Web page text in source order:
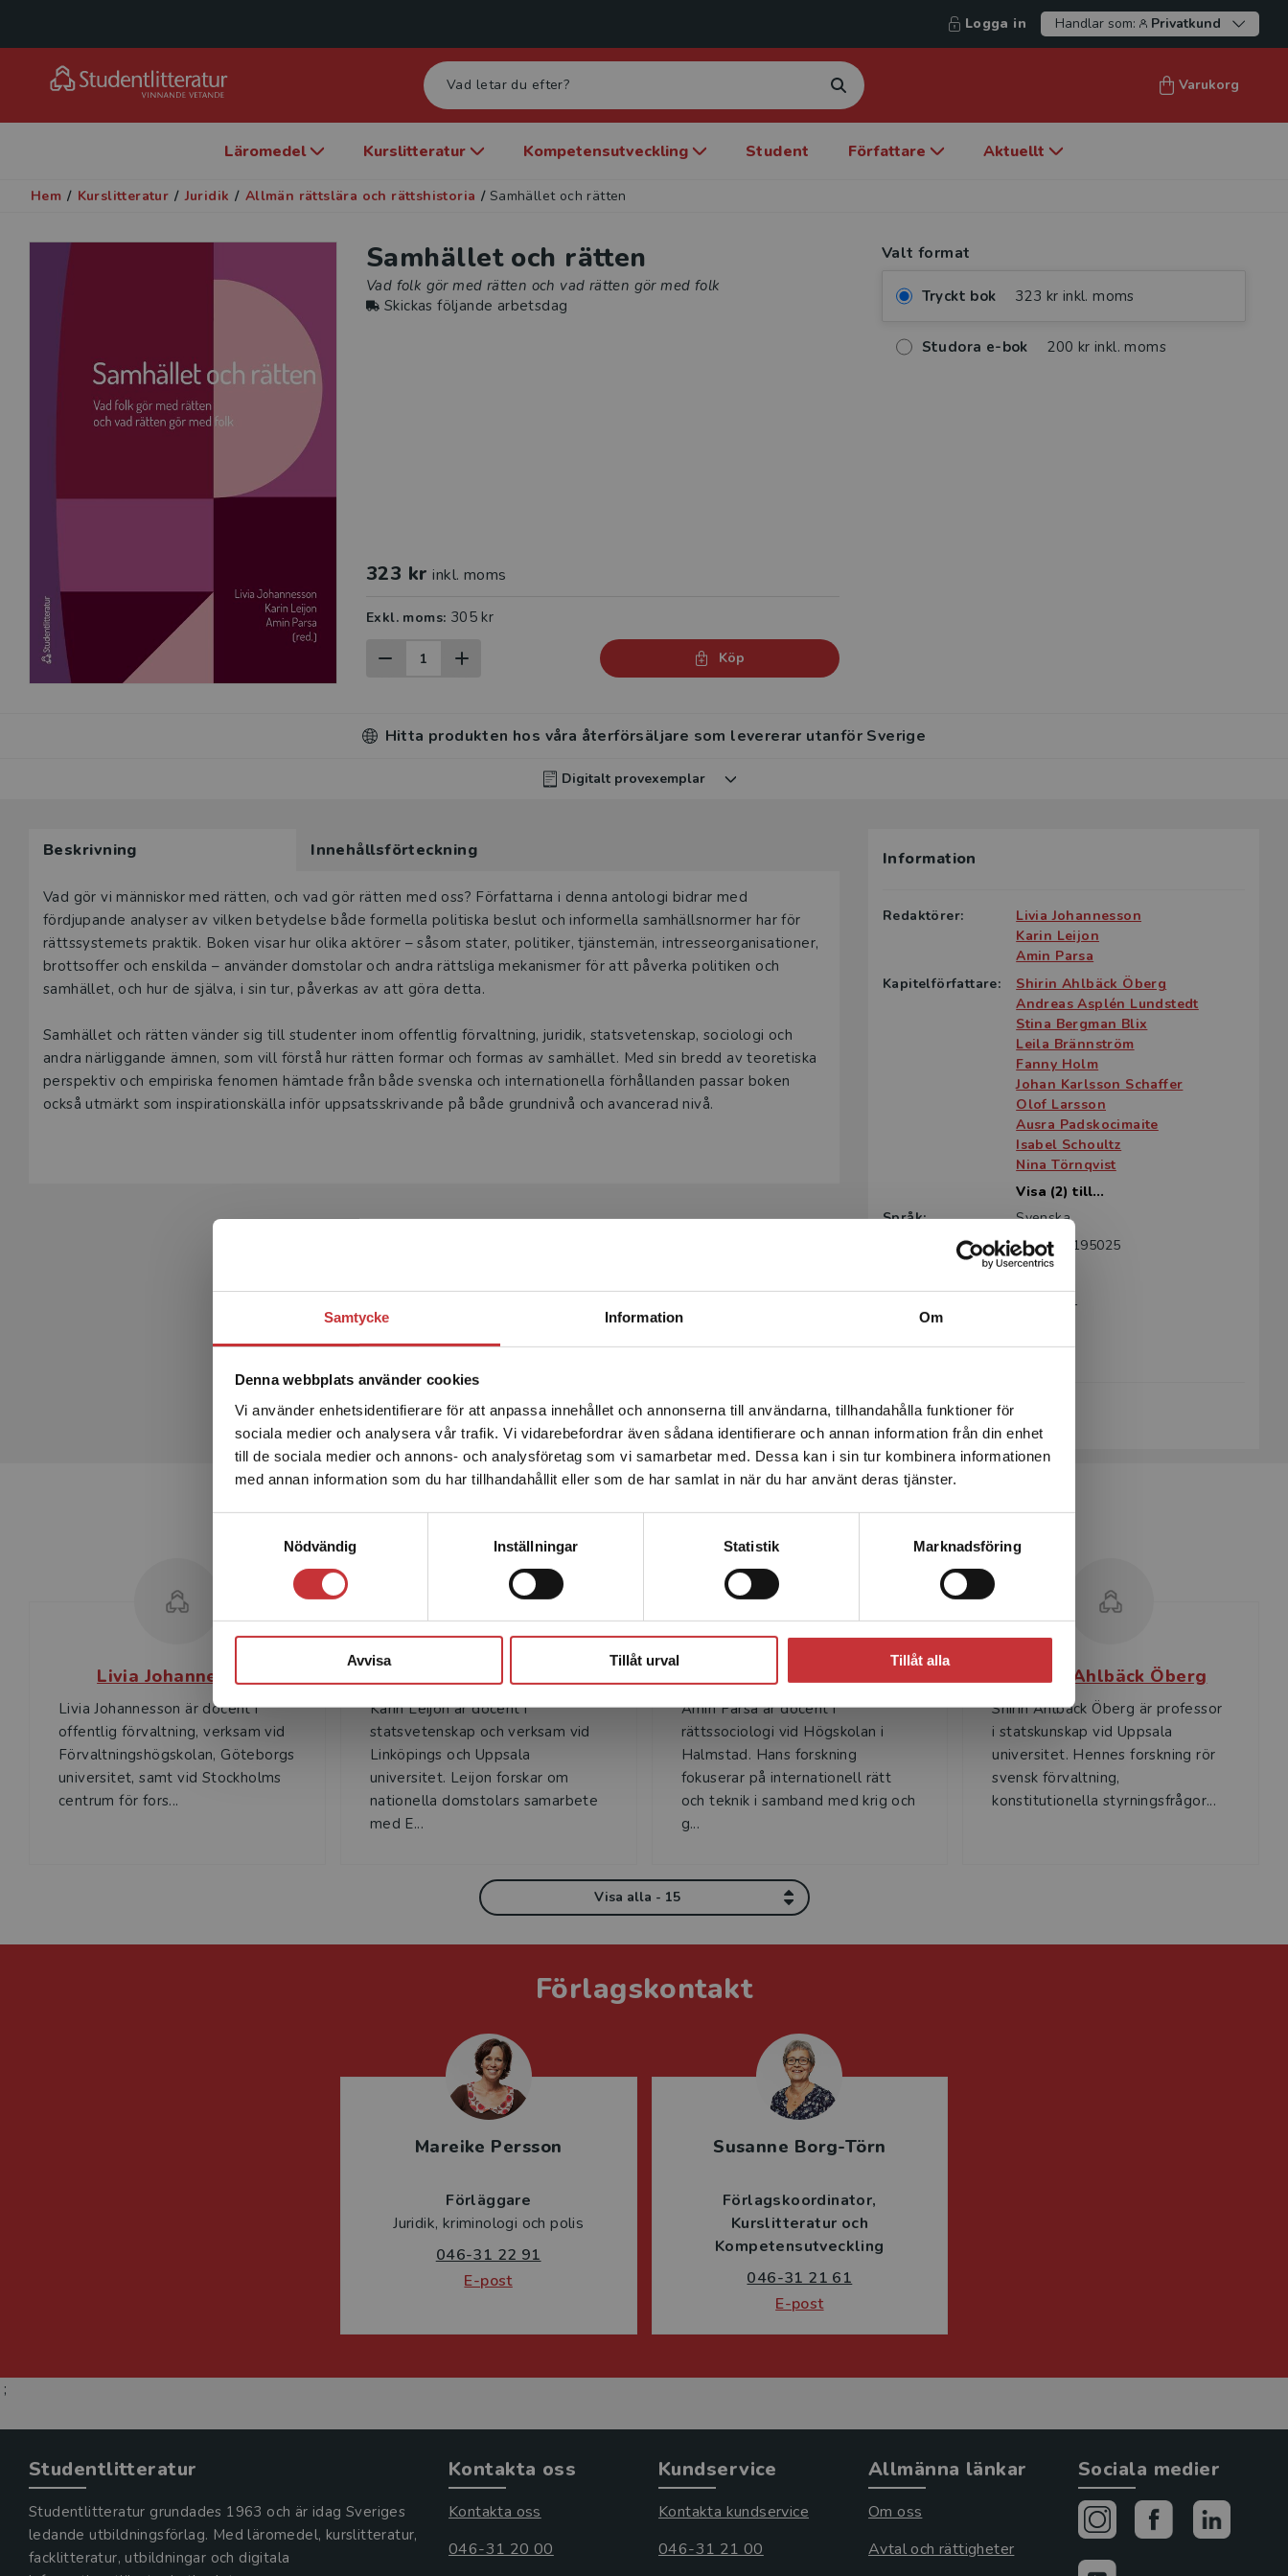
Samtycke Information Om
Denna webbplats använder cookies
Vi använder enhetsidentifierare för att anpassa innehållet och annonserna till användarna, tillhandahålla funktioner för
sociala medier och analysera vår trafik. Vi vidarebefordrar även sådana identifierare och annan information från din enhet
till de sociala medier och annons- och analysföretag som vi samarbetar med. Dessa kan i sin tur kombinera informationen
med annan information som du har tillhandahållit eller som de har samlat in när du har använt deras tjänster.
Nödvändig
Inställningar Statistik Marknadsföring
Avvisa Tillåt urval Tillåt alla
Begränsad fraktregion
Det verkar som att du besöker studentlitteratur.se via en
enhet utanför Sverige. Vi erbjuder inte leveranser utanför
Sverige. För att kunna slutföra ett köp måste
leveransadressen vara i Sverige.Läs mer
Logga in Handlar som: Privatkund
Varukorg
Läromedel Kurslitteratur Kompetensutveckling Student Författare Aktuellt
Hem / Kurslitteratur / Juridik / Allmän rättslära och rättshistoria / Samhället och rätten
Samhället och rätten
Vad folk gör med rätten och vad rätten gör med folk
Skickas följande arbetsdag
323 kr inkl. moms
Exkl. moms: 305 kr
Köp
Valt format
Tryckt bok 323 kr inkl. moms
Studora e-bok 200 kr inkl. moms
Hitta produkten hos våra återförsäljare som levererar utanför Sverige
Digitalt provexemplar
här produkten.
Våra digitala provexemplar tillhandahålls via Studora.se och ger dig tillgång till boken
under 180 dagar. Observera att erbjudandet endast gäller relevanta produkter för din
undervisning (nivå och ämne) och dig som är verksam i Sverige. Du kan alltid kontakta
vår
kundservice om du önskar ytterligare information eller har frågor om produkten.
Den här produkten kan beställas av lärare på universitet eller högskola. Om det gäller
Logga in
Beskrivning Innehållsförteckning
Beskrivning
Vad gör vi människor med rätten, och vad gör rätten med oss? Författarna i denna antologi bidrar med
fördjupande analyser av vilken betydelse både formella politiska beslut och informella samhällsnormer har för
rättssystemets praktik. Boken visar hur olika aktörer – såsom stater, politiker, tjänstemän, intresseorganisationer,
brottsoffer och enskilda – använder domstolar och andra rättsliga mekanismer för att påverka politiken och
samhället, och hur de själva, i sin tur, påverkas av att göra detta.
Samhället och rätten vänder sig till studenter inom offentlig förvaltning, juridik, statsvetenskap, sociologi och
andra närliggande ämnen, som vill förstå hur rätten formar och formas av samhället. Med sin bredd av teoretiska
perspektiv och empiriska fenomen hämtade från både svenska och internationella förhållanden passar boken
också utmärkt som inspirationskälla inför uppsatsskrivande på både grundnivå och avancerad nivå.
Information
Redaktörer:
Livia Johannesson
Karin Leijon
Amin Parsa
Kapitelförfattare:
Shirin Ahlbäck Öberg
Andreas Asplén Lundstedt
Stina Bergman Blix
Leila Brännström
Fanny Holm
Johan Karlsson Schaffer
Olof Larsson
Ausra Padskocimaite
Isabel Schoultz
Nina Törnqvist
Visa (2) till...
Språk:
Svenska
9789144195025
48103-01
Köp- och leveransvillkor
Författare
Livia Johannesson
Livia Johannesson är docent i
offentlig förvaltning, verksam vid
Förvaltningshögskolan, Göteborgs
universitet, samt vid Stockholms
centrum för fors...
Karin Leijon
Karin Leijon är docent i
statsvetenskap och verksam vid
Linköpings och Uppsala
universitet. Leijon forskar om
nationella domstolars samarbete
med E...
Amin Parsa
Amin Parsa är docent i
rättssociologi vid Högskolan i
Halmstad. Hans forskning
fokuserar på internationell rätt
och teknik i samband med krig och
g...
Shirin Ahlbäck Öberg
Shirin Ahlbäck Öberg är professor
i statskunskap vid Uppsala
universitet. Hennes forskning rör
svensk förvaltning,
konstitutionella styrningsfrågor...
Visa alla - 15
Förlagskontakt
Mareike Persson
Förläggare
Juridik, kriminologi och polis
046-31 22 91
E-post
Susanne Borg-Törn
Förlagskoordinator
Kurslitteratur och
Kompetensutveckling
046-31 21 61
E-post
;
Studentlitteratur
Studentlitteratur grundades 1963 och är idag Sveriges
ledande utbildningsförlag. Med läromedel, kurslitteratur,
facklitteratur, utbildningar och digitala
Kontakta oss
Kontakta oss
046-31 20 00
Kundservice
Kontakta kundservice
046-31 21 00
Allmänna länkar
Om oss
Avtal och rättigheter
Sociala medier